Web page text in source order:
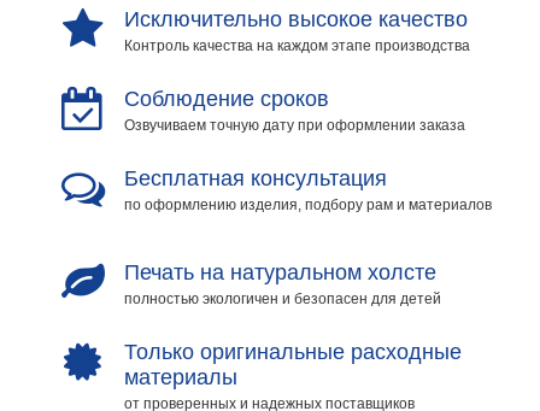
Исключительно высокое качество
Контроль качества на каждом этапе производства
Соблюдение сроков
Озвучиваем точную дату при оформлении заказа
Бесплатная консультация
по оформлению изделия, подбору рам и материалов
Печать на натуральном холсте
полностью экологичен и безопасен для детей
Только оригинальные расходные
материалы
от проверенных и надежных поставщиков